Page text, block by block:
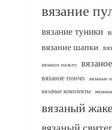
вязание
вязание туники
вязание шапки
вязаное пальто
вязаное пончо вязаные
вязаные комплекты
вязаный